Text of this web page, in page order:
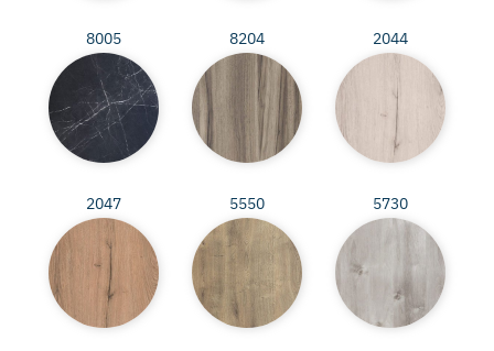
2044
8204
8005
5730
5550
2047